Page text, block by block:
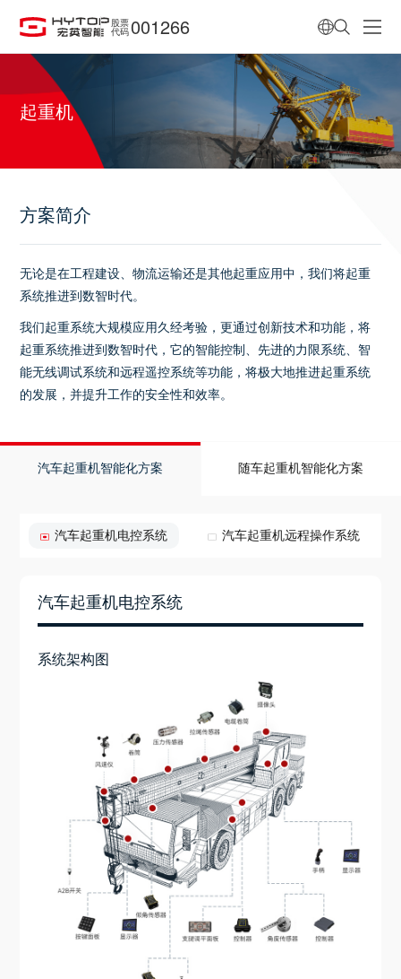
股票
代码 001266
起重机
方案简介
无论是在工程建设、物流运输还是其他起重应用中，我们将起重
系统推进到数智时代。
我们起重系统大规模应用久经考验，更通过创新技术和功能，将
起重系统推进到数智时代，它的智能控制、先进的力限系统、智
能无线调试系统和远程遥控系统等功能，将极大地推进起重系统
的发展，并提升工作的安全性和效率。
汽车起重机智能化方案 随车起重机智能化方案
汽车起重机电控系统 汽车起重机远程操作系统
汽车起重机电控系统
系统架构图